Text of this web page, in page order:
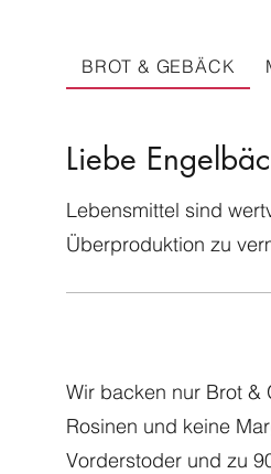
Liebe
Lebensmittel sind
Überproduktion zu
Wir backen nur Brot
Rosinen und keine
Vorderstoder und zu
BROT & GEBÄCK